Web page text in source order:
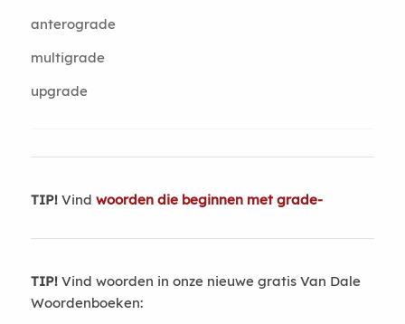
anterograde
multigrade
upgrade
TIP!Vind woorden die beginnen met grade-
TIP!Vind woorden in onze nieuwe gratis Van Dale
Woordenboeken: